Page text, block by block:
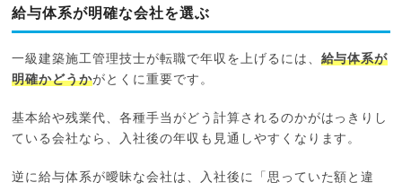
給与体系が明確な会社を選ぶ
一級建築施工管理技士が転職で年収を上げるには、 給与体系が
明確かどうかがとくに重要です。
基本給や残業代、各種手当がどう計算されるのかがはっきりし
ている会社なら、入社後の年収も見通しやすくなります。
逆に給与体系が曖昧な会社は、入社後に「思っていた額と違